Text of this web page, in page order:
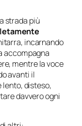
strada più
incarnando
accompagna
mentre la voce
avanti il
disteso,
davvero ogni